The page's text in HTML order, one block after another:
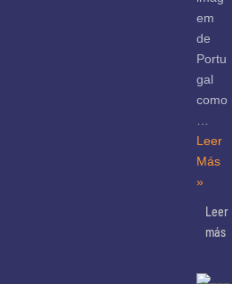
em
de
Portu
gal
como
Leer
Más
»
Leer
más